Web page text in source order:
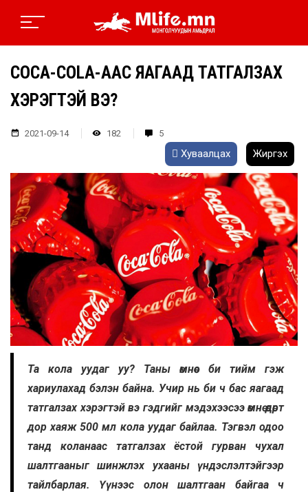
COCA-COLA-ААС ЯАГААД ТАТГАЛЗАХ
ХЭРЭГТЭЙ ВЭ?
2021-09-14 182 5
Хуваалцах Жиргэх
Та кола уудаг уу? Таны өмнөөс би тийм гэж
хариулахад бэлэн байна. Учир нь би ч бас яагаад
татгалзах хэрэгтэй вэ гэдгийг мэдэхээсээ өмнө өдөрт
дор хаяж 500 мл кола уудаг байлаа. Тэгвэл одоо
танд коланаас татгалзах ёстой гурван чухал
шалтгааныг шинжлэх ухааны үндэслэлтэйгээр
тайлбарлая. Үүнээс олон шалтгаан байгаа ч